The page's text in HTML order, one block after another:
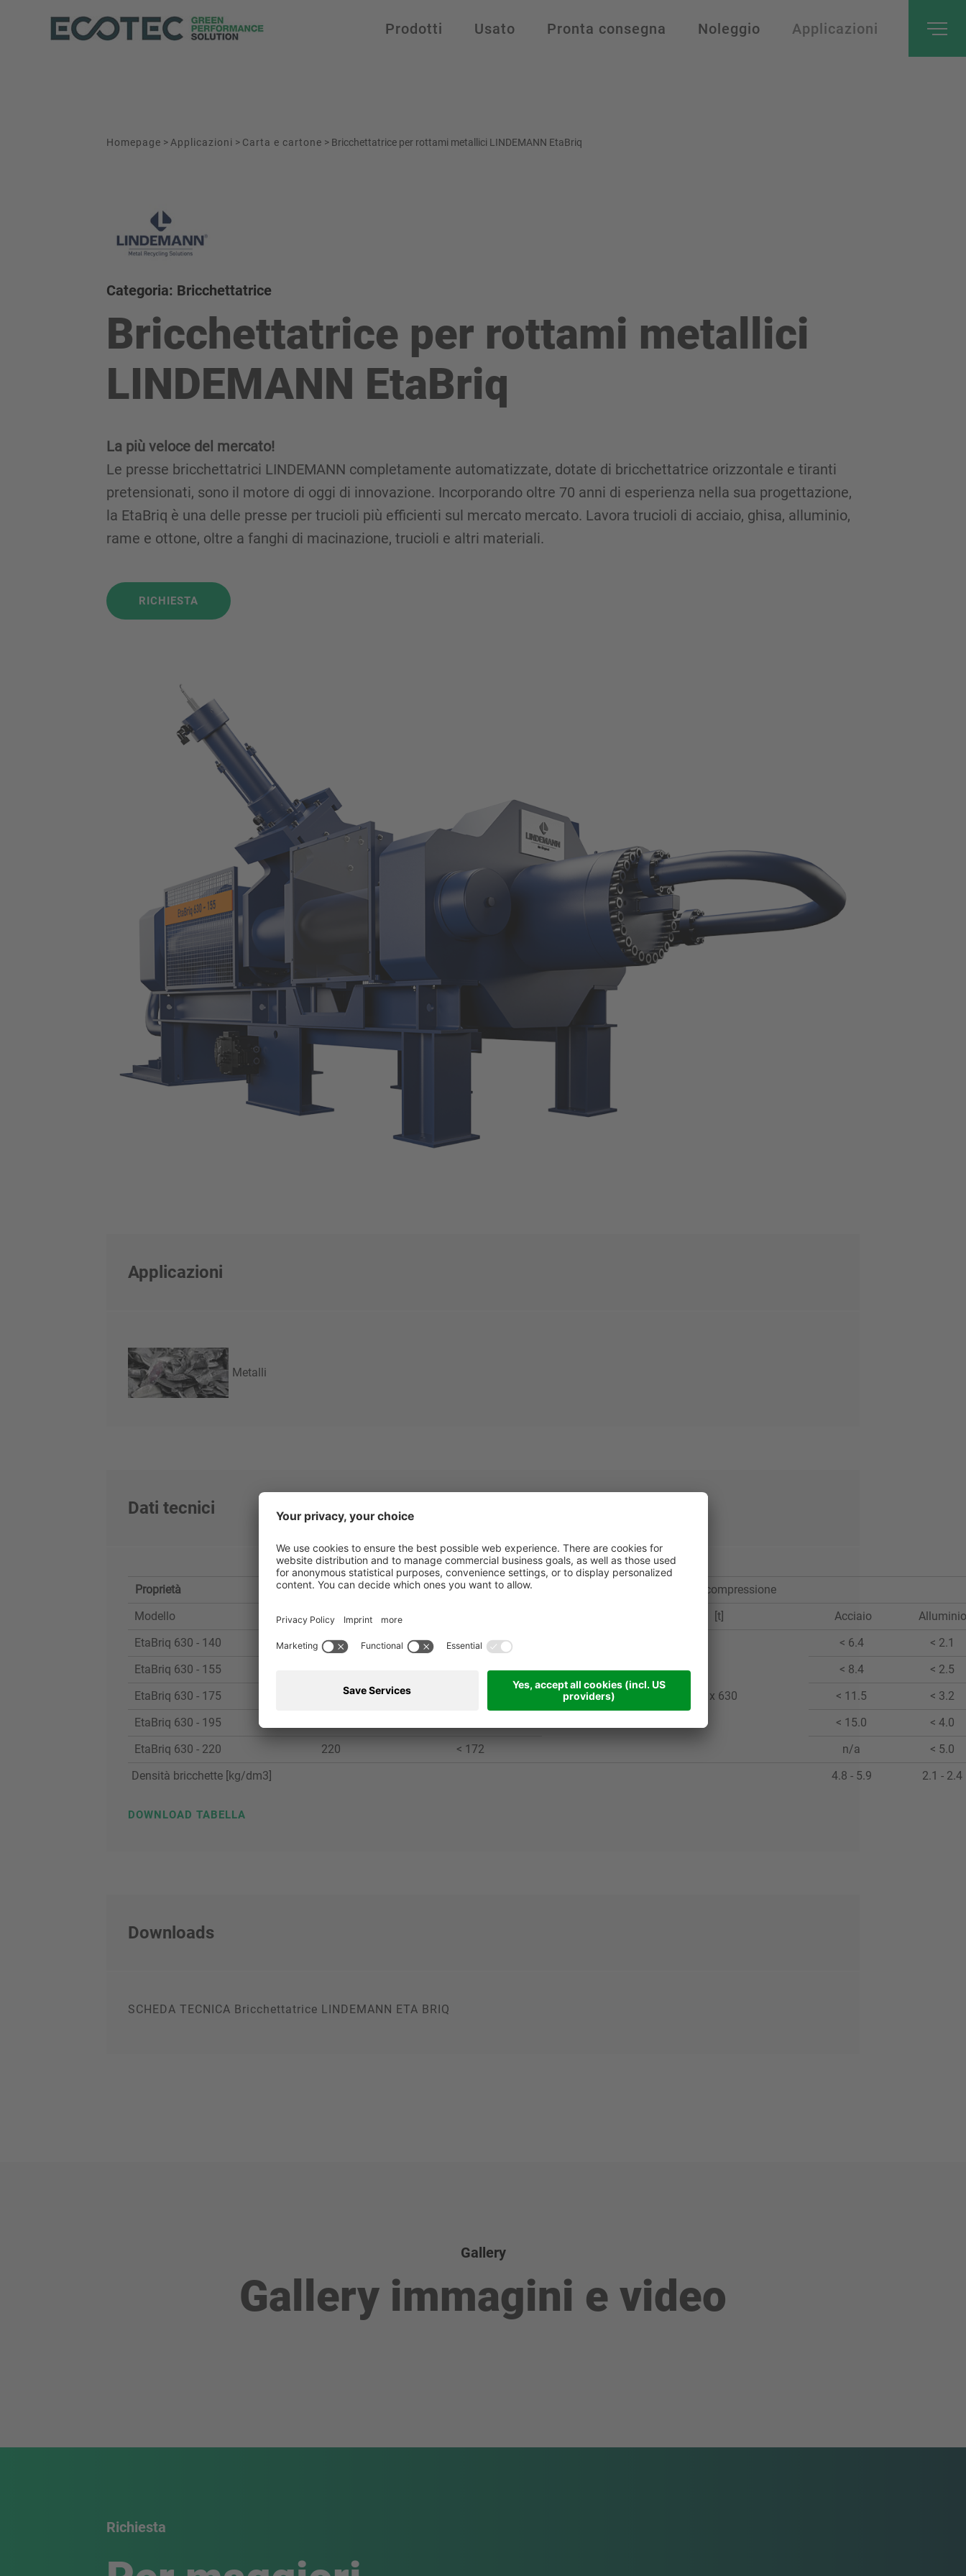
Prodotti Usato Pronta consegna Noleggio Applicazioni
Homepage > Applicazioni > Carta e cartone > Bricchettatrice per rottami metallici LINDEMANN EtaBriq
Categoria: Bricchettatrice
Bricchettatrice per rottami metallici
LINDEMANN EtaBriq
La più veloce del mercato!
Le presse bricchettatrici LINDEMANN completamente automatizzate, dotate di bricchettatrice orizzontale e tiranti
pretensionati, sono il motore di oggi di innovazione. Incorporando oltre 70 anni di esperienza nella sua progettazione,
la EtaBriq è una delle presse per trucioli più efficienti sul mercato mercato. Lavora trucioli di acciaio, ghisa, alluminio,
rame e ottone, oltre a fanghi di macinazione, trucioli e altri materiali.
RICHIESTA
Applicazioni
Metalli
Dati tecnici
Proprietà Dimensioni Bricchette
Forza di compressione
Modello
Diametro [mm] [t] Acciaio
Alluminio
EtaBriq 630 - 140
140 < 175
2 x 90 2 x 630
< 6.4
< 2.1
EtaBriq 630 - 155
< 8.4
< 2.5
EtaBriq 630 - 175
< 11.5
< 3.2
EtaBriq 630 - 195
< 15.0
< 4.0
EtaBriq 630 - 220
220 < 172 n/a
< 5.0
Densità bricchette [kg/dm3]
4.8 - 5.9 2.1 - 2.4
DOWNLOAD TABELLA
Downloads
SCHEDA TECNICA Bricchettatrice LINDEMANN ETA BRIQ
Gallery
Gallery immagini e video
Richiesta